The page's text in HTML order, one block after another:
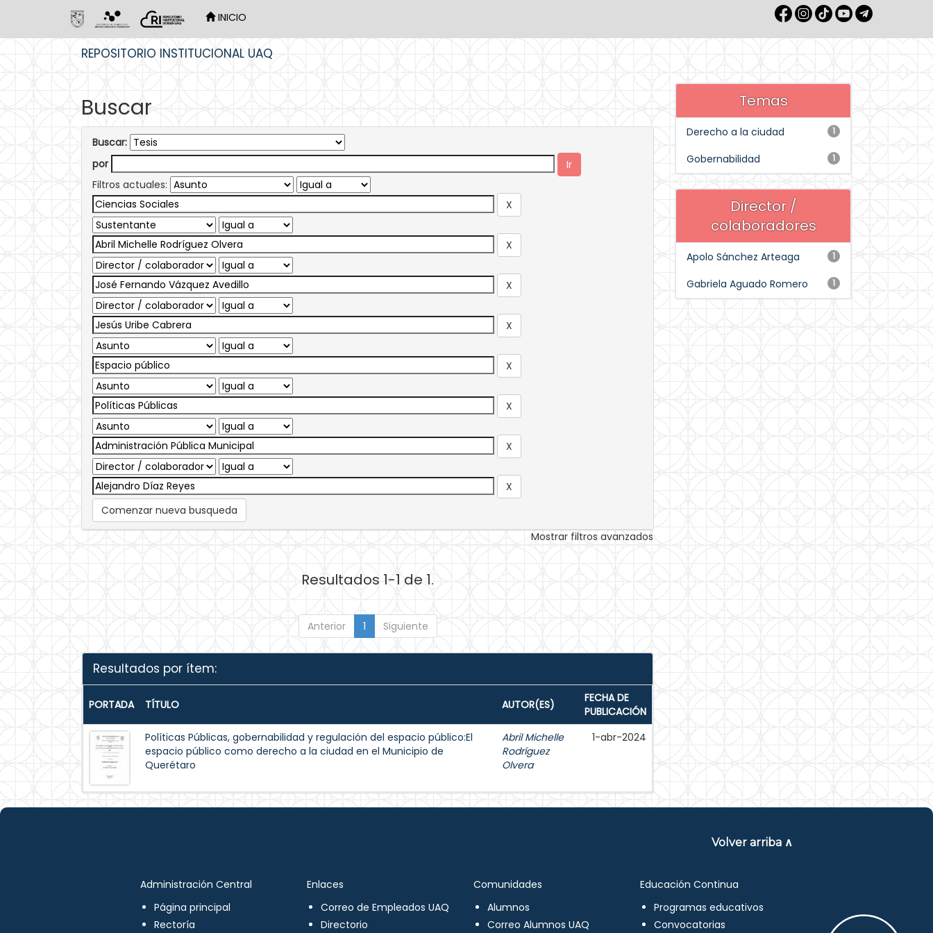
INICIO
REPOSITORIO INSTITUCIONAL UAQ
Buscar
Buscar:
por
Filtros actuales:
Comenzar nueva busqueda
Mostrar filtros avanzados
Resultados 1-1 de 1.
Anterior 1 Siguiente
Resultados por ítem:
PORTADA TÍTULO AUTOR(ES)
FECHA DE
PUBLICACIÓN
Políticas Públicas, gobernabilidad y regulación del espacio público:El
espacio público como derecho a la ciudad en el Municipio de
Querétaro
Abril Michelle
Rodríguez
Olvera
1-abr-2024
Temas
1
Derecho a la ciudad
1
Gobernabilidad
Director /
colaboradores
1
Apolo Sánchez Arteaga
1
Gabriela Aguado Romero
Volver arriba ∧
Administración Central
Página principal
Rectoría
Enlaces
Correo de Empleados UAQ
Directorio
Comunidades
Alumnos
Correo Alumnos UAQ
Educación Continua
Programas educativos
Convocatorias